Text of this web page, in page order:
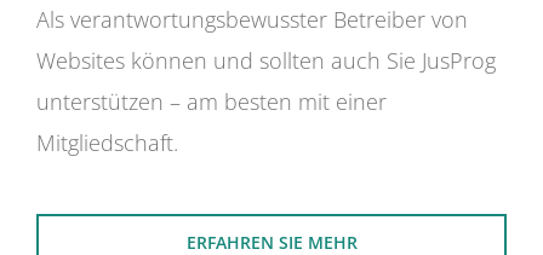
Als verantwortungsbewusster Betreiber von
Websites können und sollten auch Sie JusProg
unterstützen – am besten mit einer
Mitgliedschaft.
ERFAHREN SIE MEHR